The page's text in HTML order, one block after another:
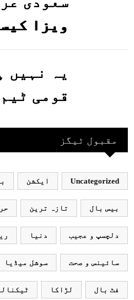
ویزا
جاسکتا
یہ نہیں
قومی
بھارتیمقبول ٹیگز
Uncategorized ایکشن
بیس بال تازہ ترین
دلچسپ و عجیب دنیا
سائینس و صحت سوشل میڈیا
فٹ بال لڑاکا